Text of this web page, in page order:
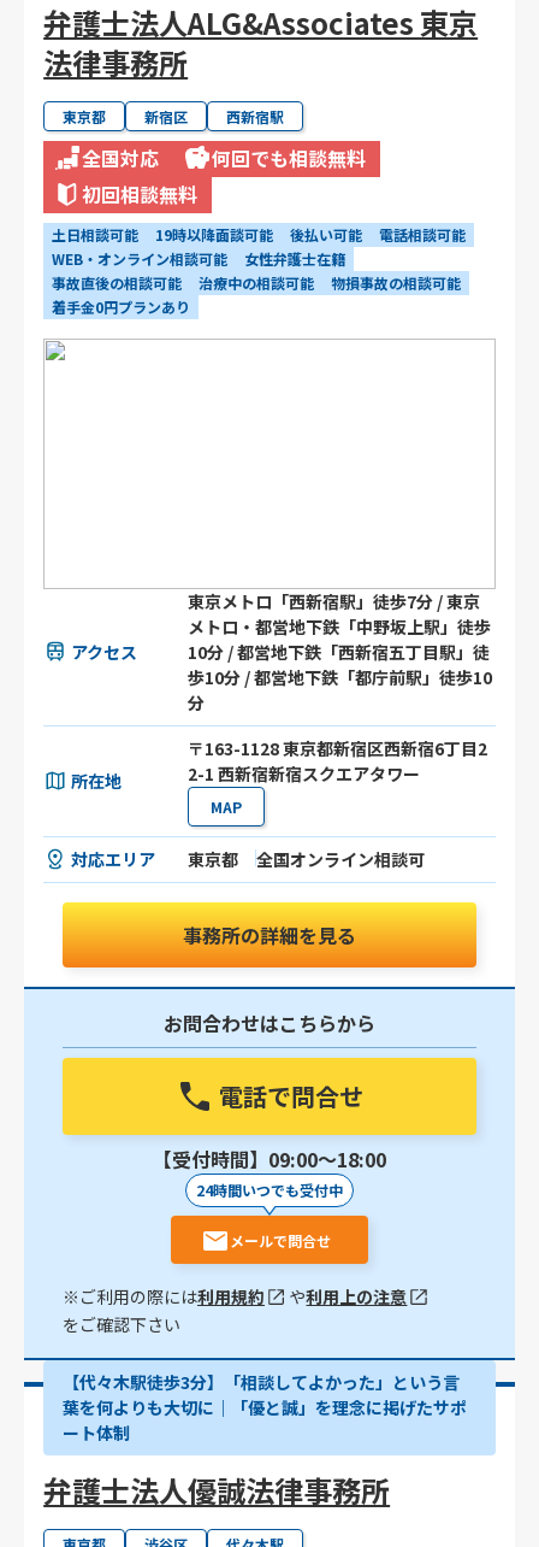
弁護士法人ALG&Associates 東京
法律事務所
東京都 新宿区 西新宿駅
全国対応
何回でも相談無料
初回相談無料
土日相談可能 19時以降面談可能 後払い可能
電話相談可能
WEB・オンライン相談可能
女性弁護士在籍
事故直後の相談可能
治療中の相談可能
物損事故の相談可能
着手金0円プランあり
アクセス
東京メトロ「西新宿駅」徒歩7分 / 東京
メトロ・都営地下鉄「中野坂上駅」徒歩
10分 / 都営地下鉄「西新宿五丁目駅」徒
歩10分 / 都営地下鉄「都庁前駅」徒歩10
分
所在地
〒163-1128 東京都新宿区西新宿6丁目2
2-1 西新宿新宿スクエアタワー
MAP
対応エリア 東京都 全国オンライン相談可
事務所の詳細を見る
お問合わせはこちらから
電話で問合せ
【受付時間】09:00〜18:00
24時間いつでも受付中
メールで問合せ
※ご利用の際には利用規約 や利用上の注意
をご確認下さい
【代々木駅徒歩3分】「相談してよかった」という言
葉を何よりも大切に｜「優と誠」を理念に掲げたサポ
ート体制
弁護士法人優誠法律事務所